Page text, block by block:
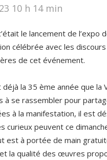
10 h 14 min
le lancement de
célébrée avec les
de cet événement.
déjà la 35 ème année que
à se rassembler pour
à la manifestation, il est
curieux peuvent ce
est à portée de main
la qualité des œuvres